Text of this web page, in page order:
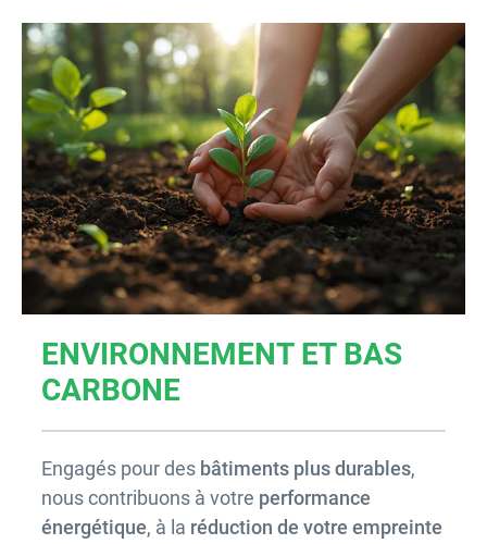
ENVIRONNEMENT ET BAS
CARBONE
Engagés pour des bâtiments plus durables,
nous contribuons à votre performance
énergétique, à la réduction de votre empreinte